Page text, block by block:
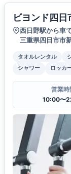
ビヨンド四日
西日野駅から車
三重県四日市市
タオルレンタル
シャワー
ロッカ
営業時
10:00〜